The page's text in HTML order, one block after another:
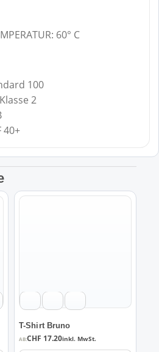
60° C
100
2
40+
T-Shirt Bruno
AB:CHF 17.20inkl. MwSt.
Optionen
können
auf
der
Produktseite